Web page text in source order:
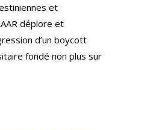
et
déplore et
d’un boycott
fondé non plus sur